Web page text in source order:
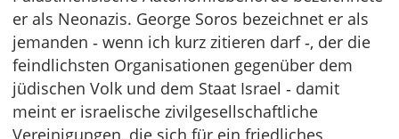
er als Neonazis. George Soros bezeichnet er als
jemanden ‑ wenn ich kurz zitieren darf ‑, der die
feindlichsten Organisationen gegenüber dem
jüdischen Volk und dem Staat Israel ‑ damit
meint er israelische zivilgesellschaftliche
Vereinigungen, die sich für ein friedliches